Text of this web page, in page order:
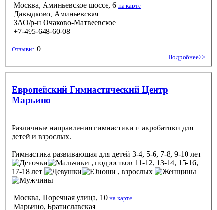
Москва, Аминьевское шоссе, 6 на карте
Давыдково, Аминьевская
ЗАО/р-н Очаково-Матвеевское
+7-495-648-60-08
Отзывы: 0
Подробнее>>
Европейский Гимнастический Центр
Марьино
Различные направления гимнастики и акробатики для
детей и взрослых.
Гимнастика развивающая для детей 3-4, 5-6, 7-8, 9-10 лет
, подростков 11-12, 13-14, 15-16,
17-18 лет
, взрослых
Москва, Поречная улица, 10 на карте
Марьино, Братиславская